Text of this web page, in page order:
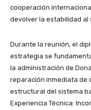
cooperación
devolver la estabilidad al
​Durante la reunión, el
estrategia se
la administración de
reparación inmediata de
estructural del sistema
​Experiencia Técnica: